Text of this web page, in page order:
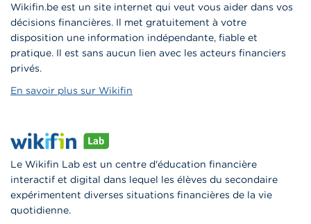
Wikifin.be est un site internet qui veut vous aider dans vos
décisions financières. Il met gratuitement à votre
disposition une information indépendante, fiable et
pratique. Il est sans aucun lien avec les acteurs financiers
privés.
En savoir plus sur Wikifin
Le Wikifin Lab est un centre d'éducation financière
interactif et digital dans lequel les élèves du secondaire
expérimentent diverses situations financières de la vie
quotidienne.